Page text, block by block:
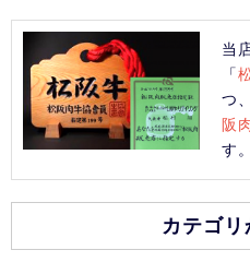
当
「
つ
阪
す。
カテゴリ